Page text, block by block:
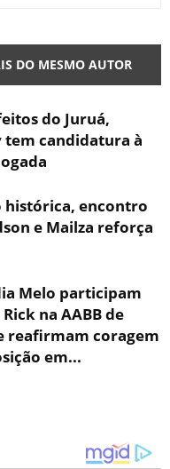
DO MESMO AUTOR
do Juruá,
tem candidatura à
histórica, encontro
e Mailza reforça
Melo participam
na AABB de
reafirmam coragem
em...